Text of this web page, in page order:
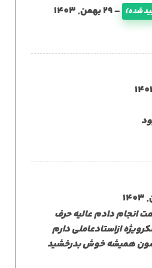
شده) –29 بهمن, 1403
ک ۲قسمت انجام دادم عالیه حرف
ازاستادعاملی دارم
همیشه خوش بدرخشید